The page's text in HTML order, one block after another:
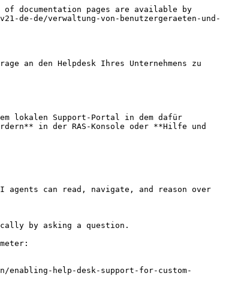
documentation pages are available by
de-de/verwaltung-von-benutzergeraeten-und-
an den Helpdesk Ihres Unternehmens zu
lokalen Support-Portal in dem dafür
in der RAS-Konsole oder **Hilfe und
agents can read, navigate, and reason over
by asking a question.
help-desk-support-for-custom-